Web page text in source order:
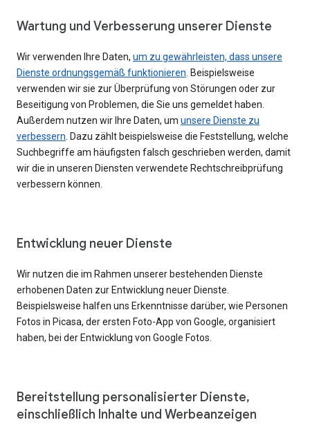
Wartung und Verbesserung unserer Dienste
Wir verwenden Ihre Daten, um zu gewährleisten, dass unsere
Dienste ordnungsgemäß funktionieren . Beispielsweise
verwenden wir sie zur Überprüfung von Störungen oder zur
Beseitigung von Problemen, die Sie uns gemeldet haben.
Außerdem nutzen wir Ihre Daten, um unsere Dienste zu
verbessern . Dazu zählt beispielsweise die Feststellung, welche
Suchbegriffe am häufigsten falsch geschrieben werden, damit
wir die in unseren Diensten verwendete Rechtschreibprüfung
verbessern können.
Entwicklung neuer Dienste
Wir nutzen die im Rahmen unserer bestehenden Dienste
erhobenen Daten zur Entwicklung neuer Dienste.
Beispielsweise halfen uns Erkenntnisse darüber, wie Personen
Fotos in Picasa, der ersten Foto-App von Google, organisiert
haben, bei der Entwicklung von Google Fotos.
Bereitstellung personalisierter Dienste,
einschließlich Inhalte und Werbeanzeigen